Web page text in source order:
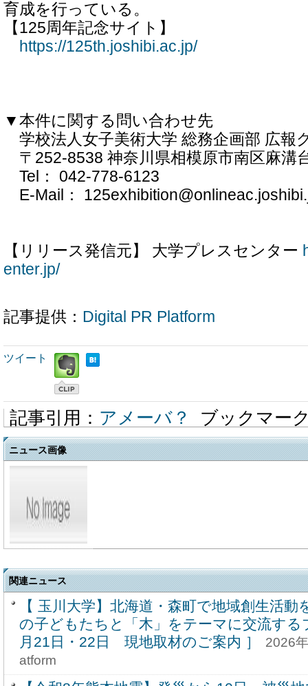
育成を行っている。
【125周年記念サイト】
https://125th.joshibi.ac.jp/
▼本件に関する問い合わせ先
学校法人女子美術大学 総務企画部 広報
〒252-8538 神奈川県相模原市南区麻溝
Tel： 042-778-6123
E-Mail：
【リリース発信元】 大学プレスセンター
enter.jp/
記事提供： Digital PR Platform
ツイート
記事引用： アメーバ？ ブックマー
ニュース画像
関連ニュース
【 玉川大学】北海道・森町で地域創生活動
の子どもたちと「木」をテーマに交流す
月21日・22日 現地取材のご案内 ］
2026
atform